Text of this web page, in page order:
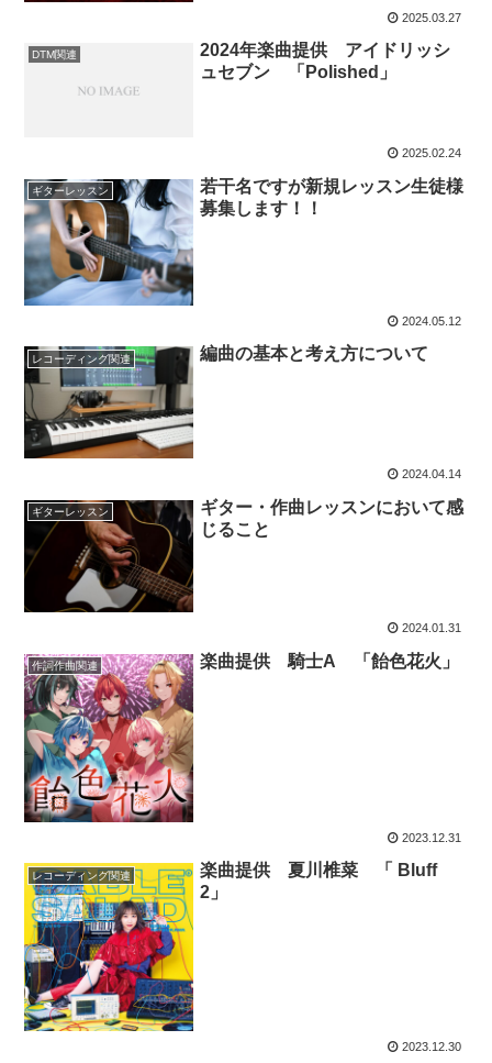
2025.03.27
DTM関連
2024年楽曲提供 アイドリッシ
ュセブン 「Polished」
2025.02.24
ギターレッスン
若干名ですが新規レッスン生徒様
募集します！！
2024.05.12
レコーディング関連 編曲の基本と考え方について
2024.04.14
ギターレッスン
ギター・作曲レッスンにおいて感
じること
2024.01.31
作詞作曲関連 楽曲提供 騎士A 「飴色花火」
2023.12.31
レコーディング関連
楽曲提供 夏川椎菜 「 Bluff
2」
2023.12.30